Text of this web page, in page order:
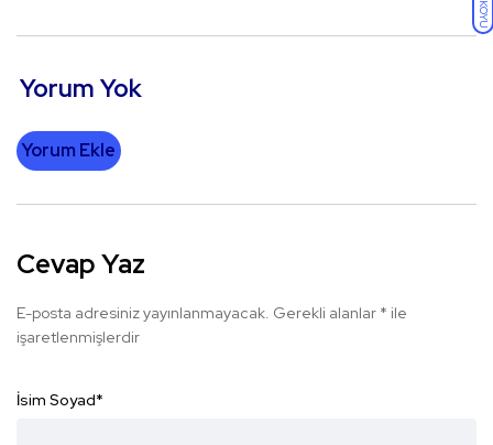
KOYU
Yorum Yok
Yorum Ekle
Cevap Yaz
E-posta adresiniz yayınlanmayacak. Gerekli alanlar * ile
işaretlenmişlerdir
İsim Soyad*